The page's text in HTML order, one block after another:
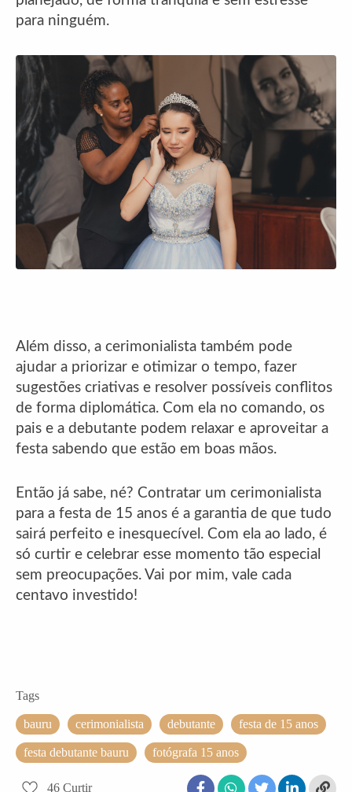
para ninguém.
Além disso, a cerimonialista também pode
ajudar a priorizar e otimizar o tempo, fazer
sugestões criativas e resolver possíveis conflitos
de forma diplomática. Com ela no comando, os
pais e a debutante podem relaxar e aproveitar a
festa sabendo que estão em boas mãos.
Então já sabe, né? Contratar um cerimonialista
para a festa de 15 anos é a garantia de que tudo
sairá perfeito e inesquecível. Com ela ao lado, é
só curtir e celebrar esse momento tão especial
sem preocupações. Vai por mim, vale cada
centavo investido!
Tags
bauru cerimonialista debutante festa de 15 anos
festa debutante bauru fotógrafa 15 anos
46 Curtir